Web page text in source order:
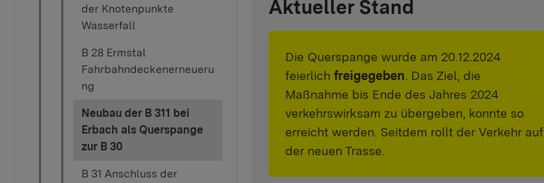
der Knotenpunkte
Wasserfall
B 28 Ermstal
Fahrbahndeckenerneueru
ng
Neubau der B 311 bei
Erbach als Querspange
zur B 30(current)
B 31 Anschluss der
Aktueller Stand
Die Querspange wurde am 20.12.2024
feierlich freigegeben . Das Ziel, die
Maßnahme bis Ende des Jahres 2024
verkehrswirksam zu übergeben, konnte so
erreicht werden. Seitdem rollt der Verkehr auf
der neuen Trasse.